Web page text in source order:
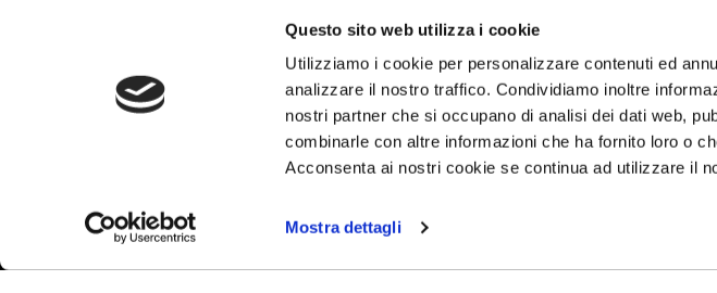
Questo sito web utilizza i cookie
Utilizziamo i cookie per personalizzare contenuti ed
analizzare il nostro traffico. Condividiamo inoltre
nostri partner che si occupano di analisi dei dati web,
combinarle con altre informazioni che ha fornito loro o
Acconsenta ai nostri cookie se continua ad utilizzare il
Mostra dettagli
Road, Qing Pu District, Shanghai,
PRC
+86 21 3979 2688-9000